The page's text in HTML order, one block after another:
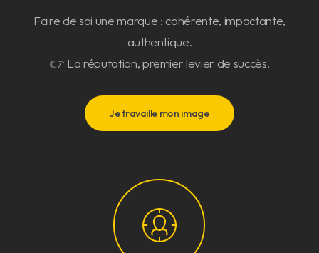
Faire de soi une marque : cohérente, impactante,
authentique.
👉 La réputation, premier levier de succès.
Je travaille mon image